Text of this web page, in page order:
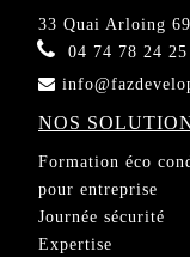
33 Quai Arloing
04 74 78 24 25
NOS
Formation éco
pour entreprise
Journée sécurité
Expertise